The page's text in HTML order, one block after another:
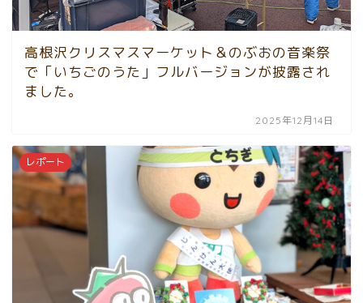
高根沢クリスマスマーケット＆のぶおの音楽祭
で「いちごのうた」フルバージョンが披露され
ました。
2025年12月14日
レポート